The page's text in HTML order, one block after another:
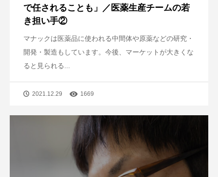
で任されることも」／医薬生産チームの若
き担い手②
マナックは医薬品に使われる中間体や原薬などの研究・
開発・製造もしています。今後、マーケットが大きくな
ると見られる...
2021.12.29 1669